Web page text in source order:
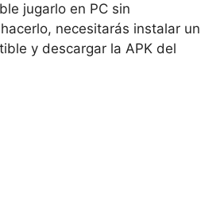
jugarlo en PC sin
necesitarás instalar un
y descargar la APK del